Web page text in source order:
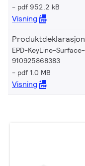
pdf 952.2 kB
Visning
EPD-KeyLine-
910925868383
pdf 1.0 MB
Visning